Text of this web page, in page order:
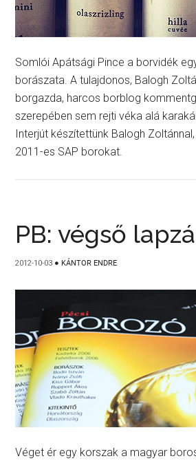
Somlói Apátsági Pince a borvidék
borászata. A tulajdonos, Balogh
borgazda, harcos borblog
szerepében sem rejti véka alá
Interjút készítettünk Balogh
2011-es SAP borokat.
PB: végső
2012-10-03 ● KÁNTOR ENDRE
Véget ér egy korszak a magyar